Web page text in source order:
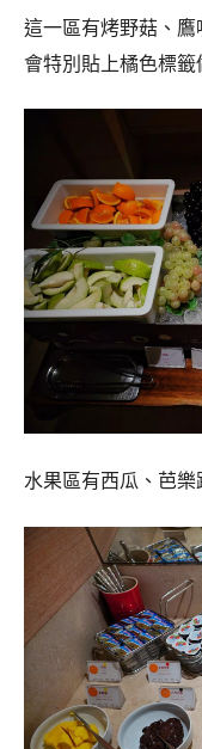
這一區有烤野菇、
會特別貼上橘色標籤
水果區有西瓜、芭樂